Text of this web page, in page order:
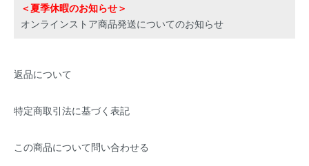
＜夏季休暇のお知らせ＞
オンラインストア商品発送についてのお知らせ
返品について
特定商取引法に基づく表記
この商品について問い合わせる